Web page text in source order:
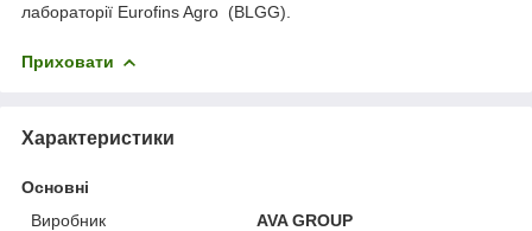
лабораторії Eurofins Agro (BLGG).
Приховати
Характеристики
Основні
Виробник
AVA GROUP